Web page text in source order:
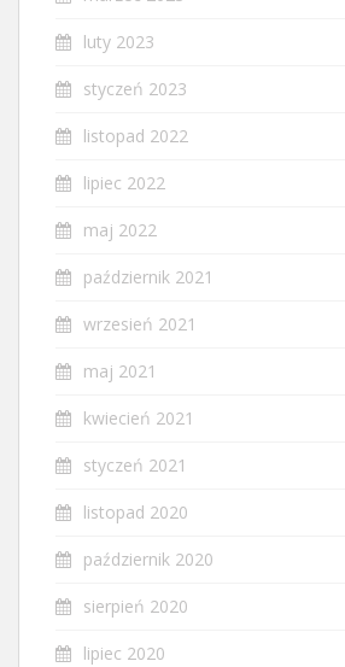
luty 2023
styczeń 2023
listopad 2022
lipiec 2022
maj 2022
październik 2021
wrzesień 2021
maj 2021
kwiecień 2021
styczeń 2021
listopad 2020
październik 2020
sierpień 2020
lipiec 2020